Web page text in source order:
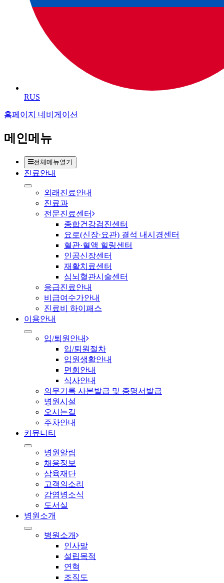
RUS
홈페이지 네비게이션
메인메뉴
전체메뉴열기
진료안내
외래진료안내
진료과
전문진료센터
종합건강검진센터
요로(신장·요관) 결석 내시경센터
혈관·혈액 힐링센터
인공신장센터
재활치료센터
심뇌혈관시술센터
응급진료안내
비급여수가안내
진료비 하이패스
이용안내
입/퇴원안내
입/퇴원절차
입원생활안내
면회안내
식사안내
의무기록 사본발급 및 증명서발급
병원시설
오시는길
주차안내
커뮤니티
병원알림
채용정보
삼육재단
고객의소리
감염병소식
도서실
병원소개
병원소개
인사말
설립목적
연혁
조직도